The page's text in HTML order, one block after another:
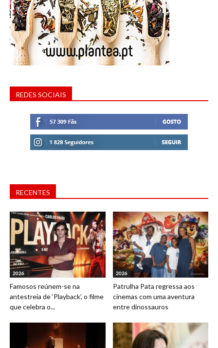
REDES SOCIAIS
RECENTES
2026
Famosos reúnem-se na
antestreia de ‘Playback’, o filme
que celebra o...
2026
Patrulha Pata regressa aos
cinemas com uma aventura
entre dinossauros